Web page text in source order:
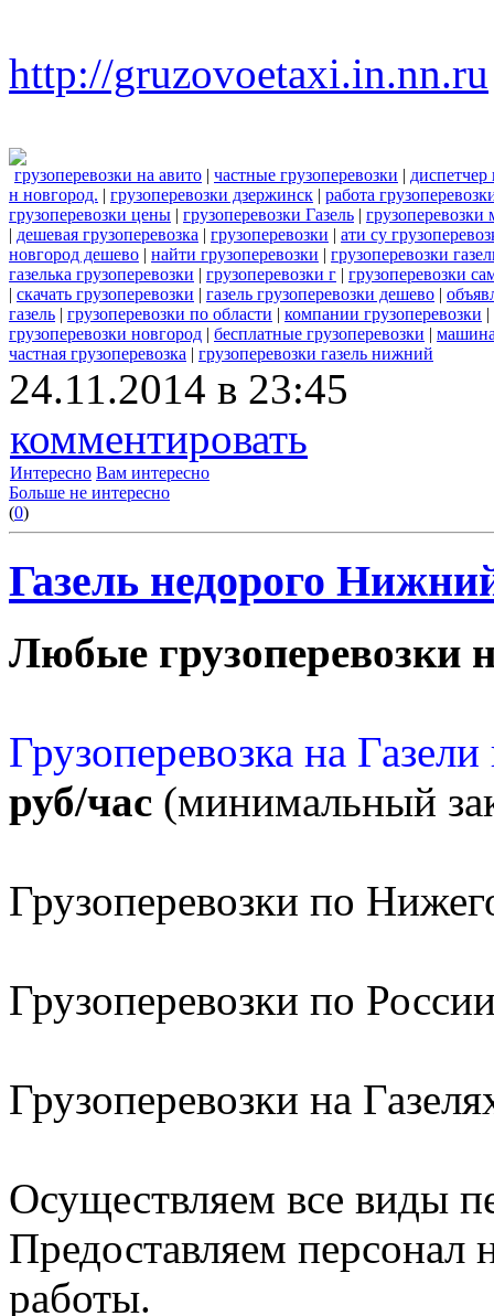
http://gruzovoetaxi.in.nn.ru
грузоперевозки на авито | частные грузоперевозки | диспетчер
н новгород. | грузоперевозки дзержинск | работа
грузоперевозки цены | грузоперевозки Газель | грузоперевозки
| дешевая грузоперевозка | грузоперевозки | ати су
новгород дешево | найти грузоперевозки | грузоперевозки
газелька грузоперевозки | грузоперевозки г | грузоперевозки
| скачать грузоперевозки | газель грузоперевозки дешево |
газель | грузоперевозки по области | компании грузоперевозки |
грузоперевозки новгород | бесплатные грузоперевозки | машина
частная грузоперевозка | грузоперевозки газель нижний
24.11.2014 в 23:45
комментировать
Интересно Вам интересно
Больше не интересно
(0)
Газель недорого
Любые грузоперевозки
Грузоперевозка на
руб/час (минимальный
Грузоперевозки по
Грузоперевозки по
Грузоперевозки на
Осуществляем все виды
Предоставляем персонал
работы.